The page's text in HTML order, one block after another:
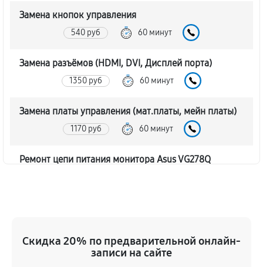
Замена кнопок управления
540 руб 60 минут
Замена разъёмов (HDMI, DVI, Дисплей порта)
1350 руб 60 минут
Замена платы управления (мат.платы, мейн платы)
1170 руб 60 минут
Ремонт цепи питания монитора Asus VG278Q
Замена лампы подсветки
Скидка 20% по предварительной онлайн-
записи на сайте